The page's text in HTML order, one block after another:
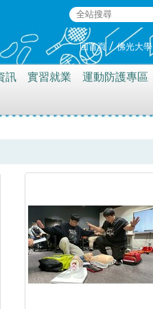
::: 回首頁 /佛光大學
訊 實習就業 運動防護專區